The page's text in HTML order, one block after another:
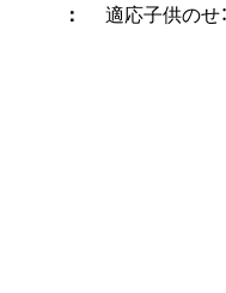
適応子供のせ